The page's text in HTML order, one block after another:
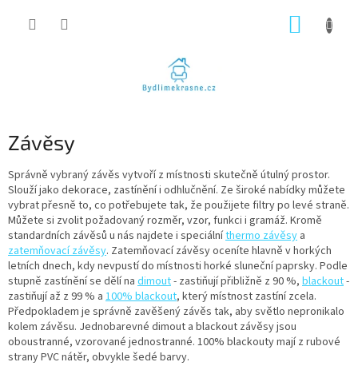
Závěsy
Správně vybraný závěs vytvoří z místnosti skutečně útulný prostor.
Slouží jako dekorace, zastínění i odhlučnění. Ze široké nabídky můžete
vybrat přesně to, co potřebujete tak, že použijete filtry po levé straně.
Můžete si zvolit požadovaný rozměr, vzor, funkci i gramáž. Kromě
standardních závěsů u nás najdete i speciálníthermo závěsy a
zatemňovací závěsy. Zatemňovací závěsy oceníte hlavně v horkých
letních dnech, kdy nevpustí do místnosti horké sluneční paprsky. Podle
stupně zastínění se dělí na dimout- zastiňují přibližně z 90 %, blackout-
zastiňují až z 99 % a 100% blackout, který místnost zastíní zcela.
Předpokladem je správně zavěšený závěs tak, aby světlo nepronikalo
kolem závěsu. Jednobarevné dimout a blackout závěsy jsou
oboustranné, vzorované jednostranné. 100% blackouty mají z rubové
strany PVC nátěr, obvykle šedé barvy.